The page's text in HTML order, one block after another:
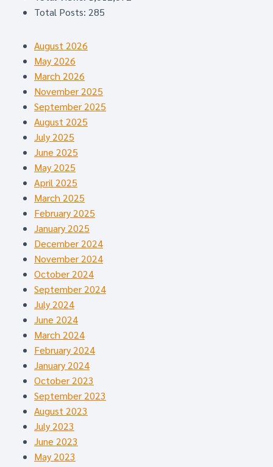
Total Posts: 285
August 2026
May 2026
March 2026
November 2025
September 2025
August 2025
July 2025
June 2025
May 2025
April 2025
March 2025
February 2025
January 2025
December 2024
November 2024
October 2024
September 2024
July 2024
June 2024
March 2024
February 2024
January 2024
October 2023
September 2023
August 2023
July 2023
June 2023
May 2023